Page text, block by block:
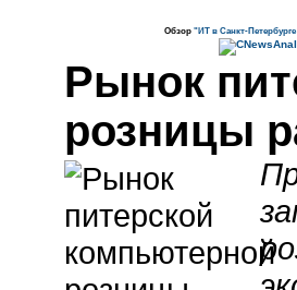
Обзор "ИТ в Санкт-Петербурге
Рынок
розницы